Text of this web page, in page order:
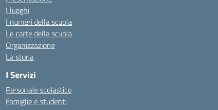
I luoghi
I numeri della scuola
Le carte della scuola
Organizzazione
La storia
I Servizi
Personale scolastico
Famiglie e studenti